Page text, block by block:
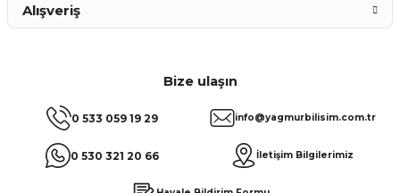
Bize ulaşın
0 533 059 19 29
0 530 321 20 66
info@yagmurbilisim.com.tr
İletişim Bilgilerimiz
Alışveriş